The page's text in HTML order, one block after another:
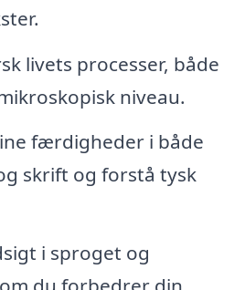
livets processer, både
niveau.
færdigheder i både
skrift og forstå tysk
i sproget og